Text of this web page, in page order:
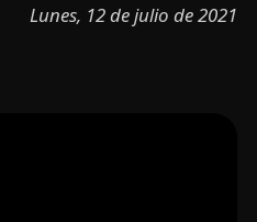
Lunes, 12 de julio de 2021